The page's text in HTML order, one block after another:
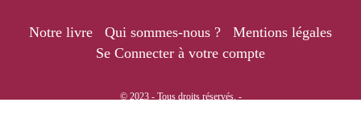
Notre livre Qui sommes-nous ?
Mentions légales
Se Connecter à votre compte
© 2023 - Tous droits réservés. -